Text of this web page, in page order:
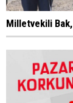
Milletvekili